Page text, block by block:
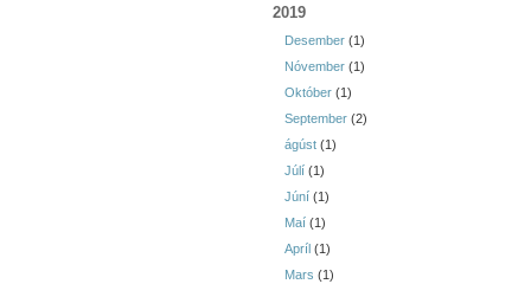
2019
Desember (1)
Nóvember (1)
Október (1)
September (2)
ágúst (1)
Júlí (1)
Júní (1)
Maí (1)
Apríl (1)
Mars (1)